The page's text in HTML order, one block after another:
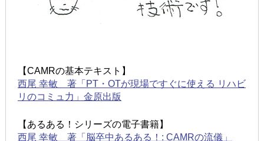
【CAMRの基本テキスト】
西尾 幸敏 著「PT・OTが現場ですぐに使える リハビ
リのコミュ力」金原出版
【あるある！シリーズの電子書籍】
西尾 幸敏 著「脳卒中あるある！: CAMRの流儀」